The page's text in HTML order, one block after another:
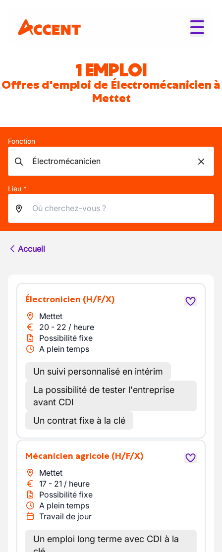
1 EMPLOI
Offres d'emploi de Électromécanicien à
Mettet
Fonction
Lieu *
Accueil
Électronicien (H/F/X)
Mettet
20 - 22 / heure
Possibilité fixe
A plein temps
Un suivi personnalisé en intérim
La possibilité de tester l'entreprise
avant CDI
Un contrat fixe à la clé
Mécanicien agricole (H/F/X)
Mettet
17 - 21 / heure
Possibilité fixe
A plein temps
Travail de jour
Un emploi long terme avec CDI à la